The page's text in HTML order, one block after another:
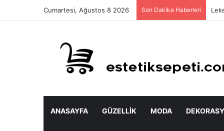
Cumartesi, Ağustos 8 2026 Son Dakika Haberleri
ANASAYFA GÜZELLIK MODA